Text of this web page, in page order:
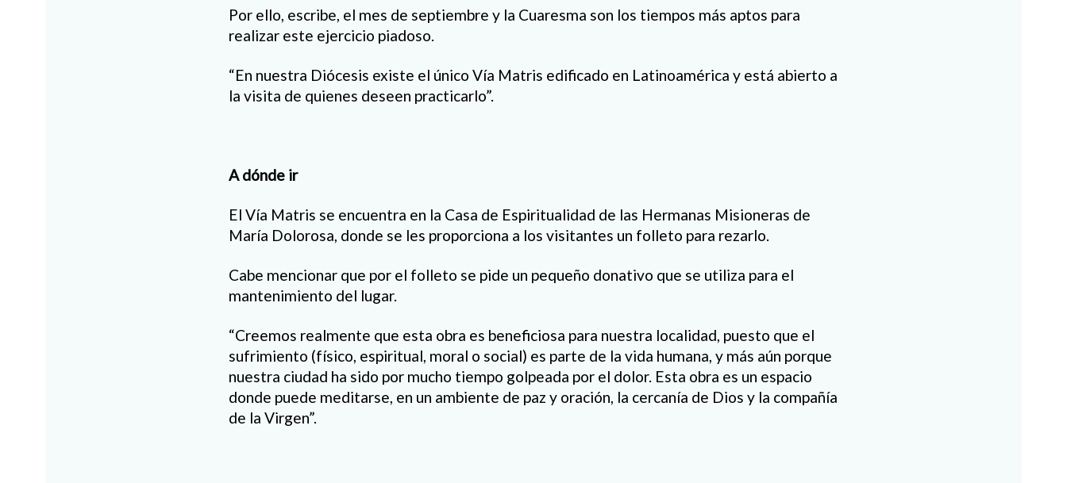
Por ello, escribe, el mes de septiembre y la Cuaresma son los tiempos más aptos para
realizar este ejercicio piadoso.
“En nuestra Diócesis existe el único Vía Matris edificado en Latinoamérica y está abierto a
la visita de quienes deseen practicarlo”.
A dónde ir
El Vía Matris se encuentra en la Casa de Espiritualidad de las Hermanas Misioneras de
María Dolorosa, donde se les proporciona a los visitantes un folleto para rezarlo.
Cabe mencionar que por el folleto se pide un pequeño donativo que se utiliza para el
mantenimiento del lugar.
“Creemos realmente que esta obra es beneficiosa para nuestra localidad, puesto que el
sufrimiento (físico, espiritual, moral o social) es parte de la vida humana, y más aún porque
nuestra ciudad ha sido por mucho tiempo golpeada por el dolor. Esta obra es un espacio
donde puede meditarse, en un ambiente de paz y oración, la cercanía de Dios y la compañía
de la Virgen”.